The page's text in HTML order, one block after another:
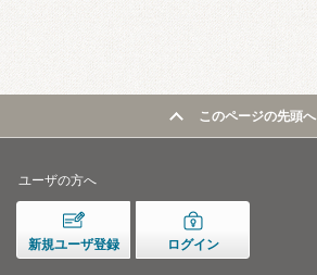
このページの先頭へ
ユーザの方へ
新規ユーザ登録 ログイン